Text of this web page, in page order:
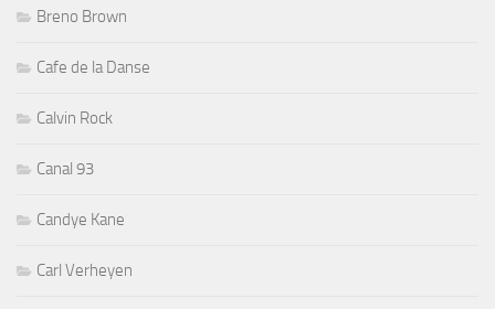
Breno Brown
Cafe de la Danse
Calvin Rock
Canal 93
Candye Kane
Carl Verheyen